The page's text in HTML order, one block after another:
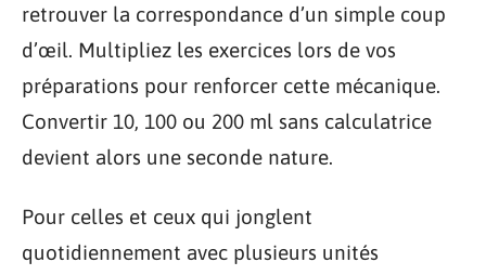
retrouver la correspondance d’un simple coup
d’œil. Multipliez les exercices lors de vos
préparations pour renforcer cette mécanique.
Convertir 10, 100 ou 200 ml sans calculatrice
devient alors une seconde nature.
Pour celles et ceux qui jonglent
quotidiennement avec plusieurs unités